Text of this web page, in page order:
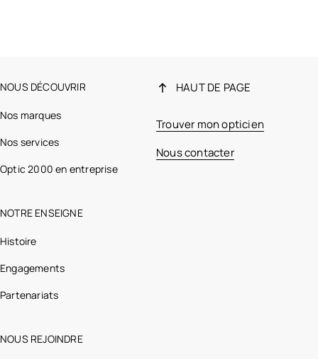
NOUS DÉCOUVRIR
Nos marques
Nos services
Optic 2000 en entreprise
NOTRE ENSEIGNE
Histoire
Engagements
Partenariats
NOUS REJOINDRE
HAUT DE PAGE
Trouver mon opticien
Nous contacter